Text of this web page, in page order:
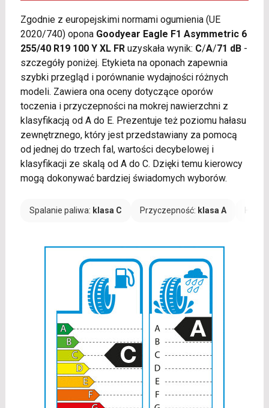
Zgodnie z europejskimi normami ogumienia (UE
2020/740) opona Goodyear Eagle F1 Asymmetric 6
255/40 R19 100 Y XL FRuzyskała wynik: C/A/71 dB-
szczegóły poniżej. Etykieta na oponach zapewnia
szybki przegląd i porównanie wydajności różnych
modeli. Zawiera ona oceny dotyczące oporów
toczenia i przyczepności na mokrej nawierzchni z
klasyfikacją od A do E. Prezentuje też poziomu hałasu
zewnętrznego, który jest przedstawiany za pomocą
od jednej do trzech fal, wartości decybelowej i
klasyfikacji ze skalą od A do C. Dzięki temu kierowcy
mogą dokonywać bardziej świadomych wyborów.
Spalanie paliwa: klasa C Przyczepność: klasa A